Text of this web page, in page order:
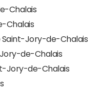
Chalais
Chalais
Saint-Jory-de-Chalais
de-Chalais
Jory-de-Chalais